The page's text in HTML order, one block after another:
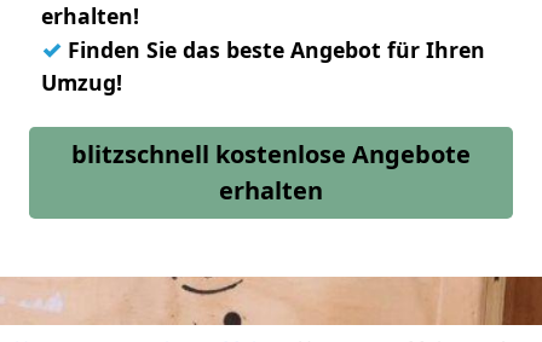
erhalten!
✓ Finden Sie das beste Angebot für Ihren
Umzug!
blitzschnell kostenlose Angebote
erhalten